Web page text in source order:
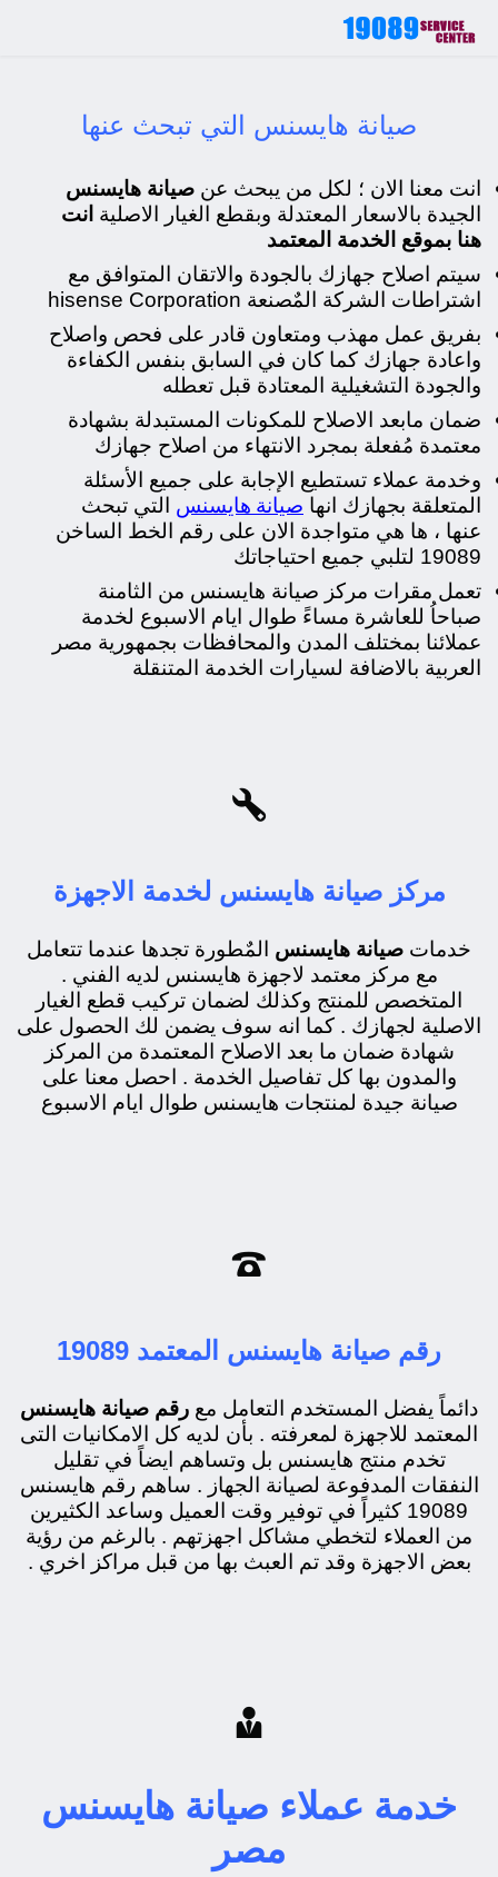
صيانة هايسنس التي تبحث عنها
انت معنا الان ؛ لكل من يبحث عن صيانة هايسنس
الجيدة بالاسعار المعتدلة وبقطع الغيار الاصلية انت
هنا بموقع الخدمة المعتمد
سيتم اصلاح جهازك بالجودة والاتقان المتوافق مع
اشتراطات الشركة المٌصنعة hisense Corporation
بفريق عمل مهذب ومتعاون قادر على فحص واصلاح
واعادة جهازك كما كان في السابق بنفس الكفاءة
والجودة التشغيلية المعتادة قبل تعطله
ضمان مابعد الاصلاح للمكونات المستبدلة بشهادة
معتمدة مُفعلة بمجرد الانتهاء من اصلاح جهازك
وخدمة عملاء تستطيع الإجابة على جميع الأسئلة
المتعلقة بجهازك انها صيانة هايسنس التي تبحث
عنها ، ها هي متواجدة الان على رقم الخط الساخن
19089 لتلبي جميع احتياجاتك
تعمل مقرات مركز صيانة هايسنس من الثامنة
صباحاُ للعاشرة مساءً طوال ايام الاسبوع لخدمة
عملائنا بمختلف المدن والمحافظات بجمهورية مصر
العربية بالاضافة لسيارات الخدمة المتنقلة

مركز صيانة هايسنس لخدمة الاجهزة
خدمات صيانة هايسنس المٌطورة تجدها عندما تتعامل
مع مركز معتمد لاجهزة هايسنس لديه الفني .
المتخصص للمنتج وكذلك لضمان تركيب قطع الغيار
الاصلية لجهازك . كما انه سوف يضمن لك الحصول على
شهادة ضمان ما بعد الاصلاح المعتمدة من المركز
والمدون بها كل تفاصيل الخدمة . احصل معنا على
صيانة جيدة لمنتجات هايسنس طوال ايام الاسبوع

رقم صيانة هايسنس المعتمد 19089
دائماً يفضل المستخدم التعامل مع رقم صيانة هايسنس
المعتمد للاجهزة لمعرفته . بأن لديه كل الامكانيات التى
تخدم منتج هايسنس بل وتساهم ايضاً في تقليل
النفقات المدفوعة لصيانة الجهاز . ساهم رقم هايسنس
19089 كثيراً في توفير وقت العميل وساعد الكثيرين
من العملاء لتخطي مشاكل اجهزتهم . بالرغم من رؤية
بعض الاجهزة وقد تم العبث بها من قبل مراكز اخري .

خدمة عملاء صيانة هايسنس
مصر